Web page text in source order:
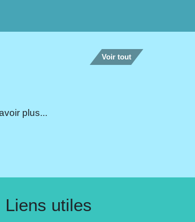
Voir tout
plus...
Liens utiles